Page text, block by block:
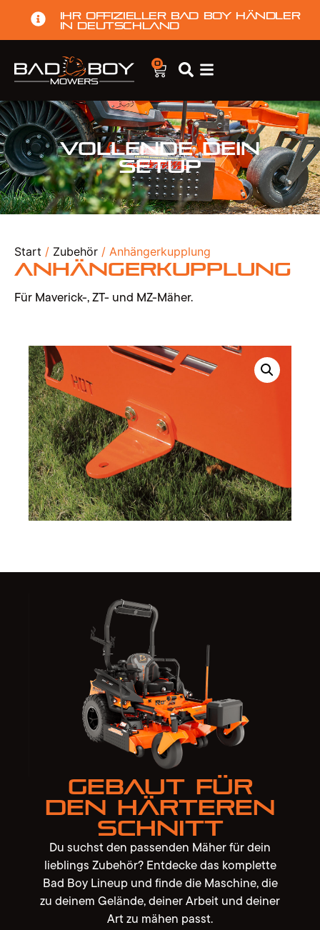
Ihr offizieller Bad Boy Händler
in Deutschland
0
Vollende dein
Setup
Start / Zubehör / Anhängerkupplung
Anhängerkupplung
Für Maverick-, ZT- und MZ-Mäher.
Gebaut für
den härteren
Schnitt
Du suchst den passenden Mäher für dein
lieblings Zubehör? Entdecke das komplette
Bad Boy Lineup und finde die Maschine, die
zu deinem Gelände, deiner Arbeit und deiner
Art zu mähen passt.